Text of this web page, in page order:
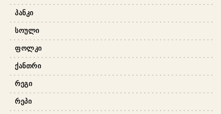
ᲞᲐᲜᲙᲘ
ᲡᲝᲣᲚᲘ
ᲤᲝᲚᲙᲘ
ᲥᲐᲜᲗᲠᲘ
ᲠᲔᲒᲘ
ᲠᲔᲞᲘ